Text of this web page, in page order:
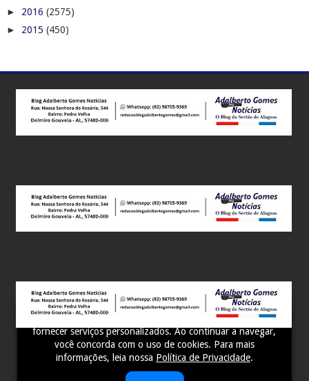
Este site utiliza cookies para melhorar sua experiência e
fornecer serviços personalizados. Ao continuar a navegar,
você concorda com o uso de cookies. Para mais
informações, leia nossa Política de Privacidade.
► 2016 (2575)
► 2015 (450)